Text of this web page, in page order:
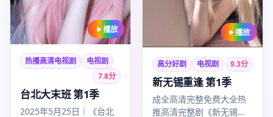
播放
热播高清电视剧
电视剧
7.8分
台北大末班 第1季
2025年5月25日｜《台北
播放
高分好剧 电视剧 9.3分
新无锡重逢 第1季
成全高清完整免费大全热
推高清完整剧《新无锡重